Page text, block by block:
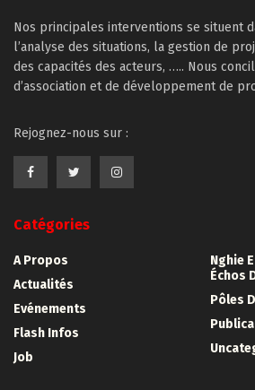
Nos principales interventions se situent
l’analyse des situations, la gestion de
des capacités des acteurs, ….. Nous
d’association et de développement de
Rejognez-nous sur :
Catégories
A Propos
Actualités
Evénements
Flash Infos
Job
Nghie
Échos
Pôles